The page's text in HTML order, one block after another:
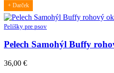
+ Darček
Pelíšky pre psov
Pelech Samohýl Buffy
36,00 €